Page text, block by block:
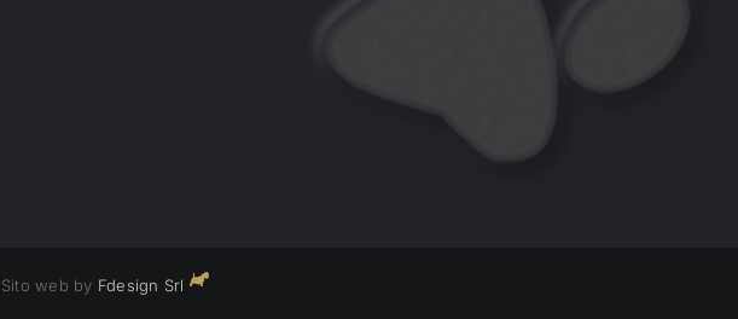
web by Fdesign Srl